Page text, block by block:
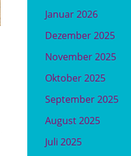
Januar 2026
Dezember 2025
November 2025
Oktober 2025
September 2025
August 2025
Juli 2025